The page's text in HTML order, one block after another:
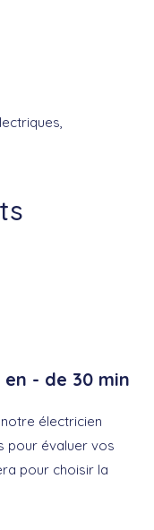
- de 30 min
électricien
pour évaluer vos
pour choisir la